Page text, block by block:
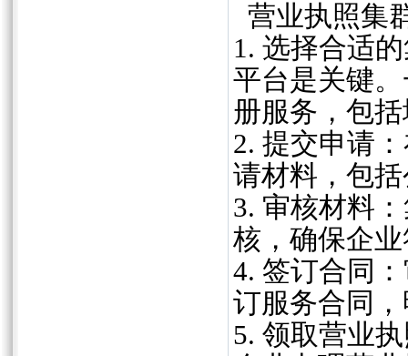
营业执照集
1. 选择合适
平台是关键
册服务，包
2. 提交申请
请材料，包
3. 审核材料
核，确保企
4. 签订合同
订服务合同
5. 领取营业